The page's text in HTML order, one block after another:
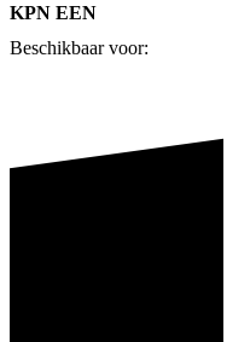
KPN EEN
Beschikbaar voor: